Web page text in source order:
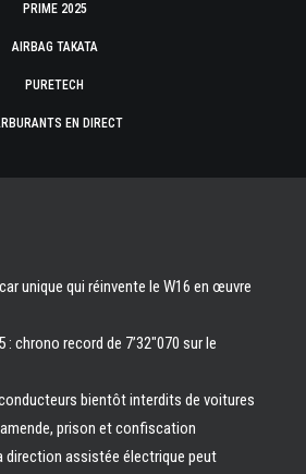
PRIME 2025
AIRBAG TAKATA
PURETECH
EN DIRECT
unique qui réinvente le W16 en œuvre
chrono record de 7’32″070 sur le
bientôt interdits de voitures
prison et confiscation
direction assistée électrique peut